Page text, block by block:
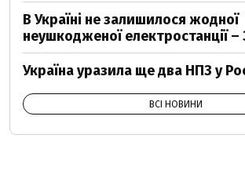
В Україні не залишилося жодної
неушкодженої електростанції –
Україна уразила ще два НПЗ у
ВСІ НОВИНИ